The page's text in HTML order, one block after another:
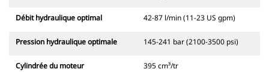
Débit hydraulique optimal 42-87 l/min (11-23 US gpm)
Pression hydraulique optimale 145-241 bar (2100-3500 psi)
Cylindrée du moteur 395 cm³/tr